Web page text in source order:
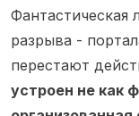
Фантастическая
разрыва -
перестают
устроен не как